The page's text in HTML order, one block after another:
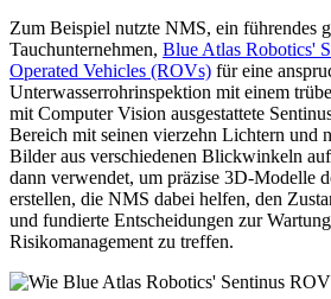
Zum Beispiel nutzte NMS, ein führendes
Tauchunternehmen, Blue Atlas Robotics'
Operated Vehicles (ROVs) für eine
Unterwasserrohrinspektion mit einem
mit Computer Vision ausgestattete
Bereich mit seinen vierzehn Lichtern und
Bilder aus verschiedenen Blickwinkeln
dann verwendet, um präzise 3D-Modelle
erstellen, die NMS dabei helfen, den
und fundierte Entscheidungen zur
Risikomanagement zu treffen.